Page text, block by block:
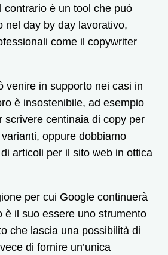
contrario è un tool che può
nel day by day lavorativo,
come il copywriter
venire in supporto nei casi in
è insostenibile, ad esempio
scrivere centinaia di copy per
oppure dobbiamo
articoli per il sito web in ottica
per cui Google continuerà
è il suo essere uno strumento
che lascia una possibilità di
di fornire un’unica